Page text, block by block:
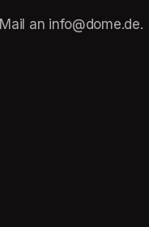
an info@dome.de.